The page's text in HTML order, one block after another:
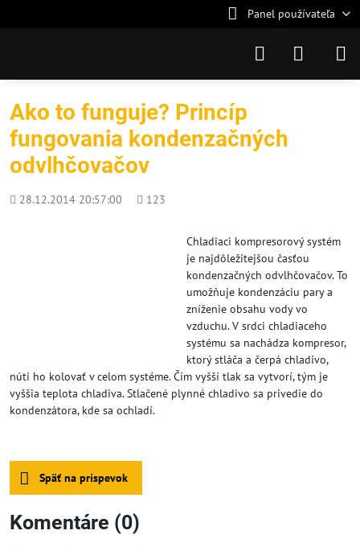
Panel používateľa
Ako to funguje? Princíp
fungovania kondenzačných
odvlhčovačov
Pridané
28.12.2014 20:57:00
Počet
123
Chladiaci kompresorový systém
je najdôležitejšou časťou
kondenzačných odvlhčovačov. To
umožňuje kondenzáciu pary a
zníženie obsahu vody vo
vzduchu. V srdci chladiaceho
systému sa nachádza kompresor,
ktorý stláča a čerpá chladivo,
núti ho kolovať v celom systéme. Čím vyšší tlak sa vytvorí, tým je
vyššia teplota chladiva. Stlačené plynné chladivo sa privedie do
kondenzátora, kde sa ochladí.
Späť na príspevok
Komentáre (0)